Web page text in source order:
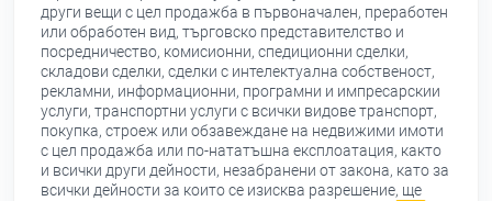
други вещи с цел продажба в първоначален, преработен
или обработен вид, търговско представителство и
посредничество, комисионни, спедиционни сделки,
складови сделки, сделки с интелектуална собственост,
рекламни, информационни, програмни и импресарскии
услуги, транспортни услуги с всички видове транспорт,
покупка, строеж или обзавеждане на недвижими имоти
с цел продажба или по-нататъшна експлоатация, както
и всички други дейности, незабранени от закона, като за
всички дейности за които се изисква разрешение, ще